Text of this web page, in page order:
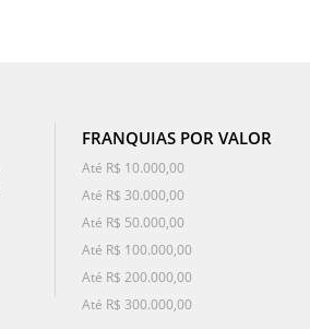
FRANQUIAS POR VALOR
Até R$ 10.000,00
Até R$ 30.000,00
Até R$ 50.000,00
Até R$ 100.000,00
Até R$ 200.000,00
Até R$ 300.000,00